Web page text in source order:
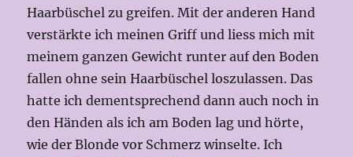
Haarbüschel zu greifen. Mit der anderen Hand
verstärkte ich meinen Griff und liess mich mit
meinem ganzen Gewicht runter auf den Boden
fallen ohne sein Haarbüschel loszulassen. Das
hatte ich dementsprechend dann auch noch in
den Händen als ich am Boden lag und hörte,
wie der Blonde vor Schmerz winselte. Ich